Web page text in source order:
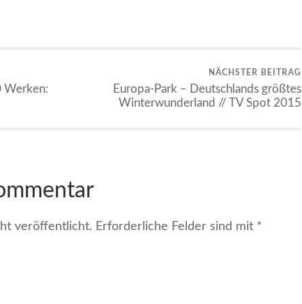
Werken:
NÄCHSTER BEITRAG
Europa-Park – Deutschlands größtes
Winterwunderland // TV Spot 2015
veröffentlicht. Erforderliche Felder sind mit *